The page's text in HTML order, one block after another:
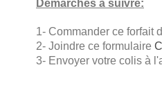
Démarches à suivre:
1- Commander ce forfait
2- Joindre ce formulaire
3- Envoyer votre colis à